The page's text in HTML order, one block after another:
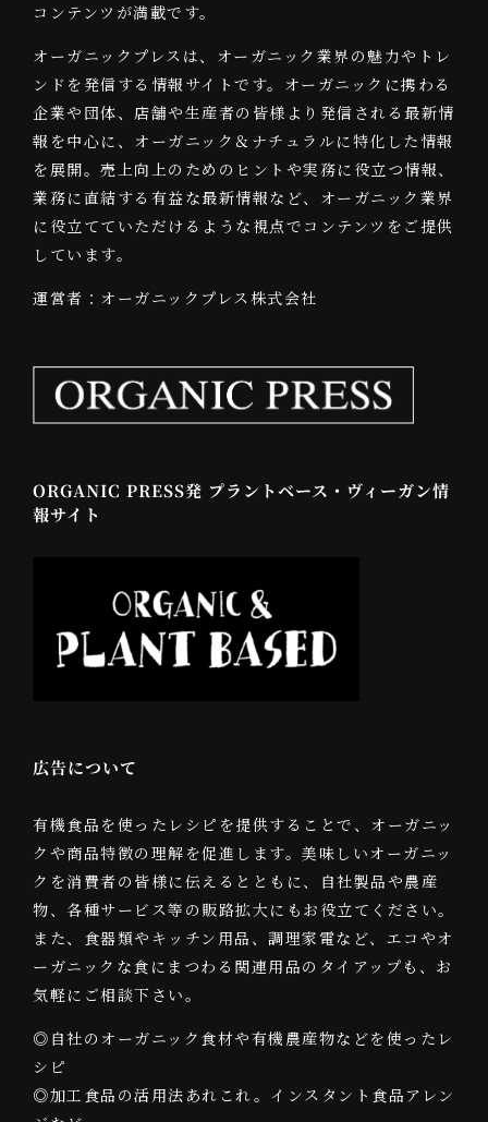
コンテンツが満載です。
オーガニックプレスは、オーガニック業界の魅力やトレ
ンドを発信する情報サイトです。オーガニックに携わる
企業や団体、店舗や生産者の皆様より発信される最新情
報を中心に、オーガニック＆ナチュラルに特化した情報
を展開。売上向上のためのヒントや実務に役立つ情報、
業務に直結する有益な最新情報など、オーガニック業界
に役立てていただけるような視点でコンテンツをご提供
しています。
運営者：オーガニックプレス株式会社
ORGANIC PRESS発 プラントベース・ヴィーガン情
報サイト
広告について
有機食品を使ったレシピを提供することで、オーガニッ
クや商品特徴の理解を促進します。美味しいオーガニッ
クを消費者の皆様に伝えるとともに、自社製品や農産
物、各種サービス等の販路拡大にもお役立てください。
また、食器類やキッチン用品、調理家電など、エコやオ
ーガニックな食にまつわる関連用品のタイアップも、お
気軽にご相談下さい。
◎自社のオーガニック食材や有機農産物などを使ったレ
シピ
◎加工食品の活用法あれこれ。インスタント食品アレン